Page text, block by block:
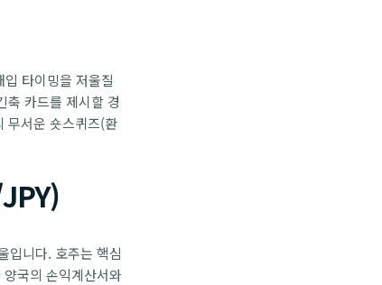
타이밍을 저울질
축 카드를 제시할 경
무서운 숏스퀴즈(환
입니다. 호주는 핵심
국의 손익계산서와